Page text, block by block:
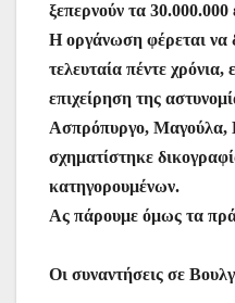
ξεπερνούν τα
Η οργάνωση φέρεται να
τελευταία πέντε χρόνια,
επιχείρηση της
Ασπρόπυργο, Μαγούλα,
σχηματίστηκε
κατηγορουμένων.
Ας πάρουμε όμως τα
Οι συναντήσεις σε